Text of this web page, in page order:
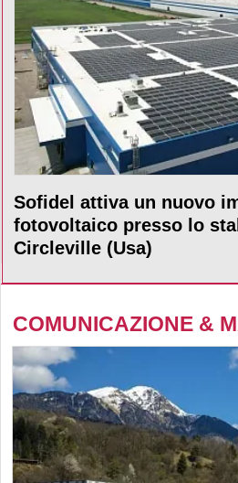
Sofidel attiva un nuovo
fotovoltaico presso lo
Circleville (Usa)
COMUNICAZIONE &